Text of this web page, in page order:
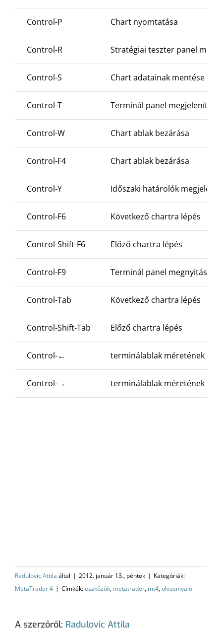
Control-P Chart nyomtatása
Control-R Stratégiai teszter panel
Control-S Chart adatainak mentése
Control-T Terminál panel
Control-W Chart ablak bezárása
Control-F4 Chart ablak bezárása
Control-Y Időszaki határolók
Control-F6 Következő chartra lépés
Control-Shift-F6 Előző chartra lépés
Control-F9 Terminál panel megnyitása
Control-Tab Következő chartra lépés
Control-Shift-Tab Előző chartra lépés
Control-← terminálablak méretének
Control-→ terminálablak méretének
Radulovic Attila által | 2012. január 13., péntek | Kategóriák:
MetaTrader 4 | Címkék:eszközök, metatrader, mt4,olvasnivaló
A szerzőről: Radulovic Attila